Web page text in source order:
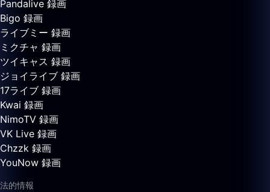
Pandalive 録画
Bigo 録画
ライブミー 録画
ミクチャ 録画
ツイキャス 録画
ジョイライブ 録画
17ライブ 録画
Kwai 録画
NimoTV 録画
VK Live 録画
Chzzk 録画
YouNow 録画
法的情報